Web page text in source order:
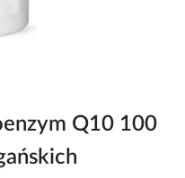
Q10 100